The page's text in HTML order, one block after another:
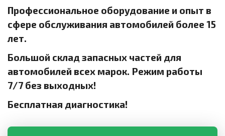
Профессиональное оборудование и опыт в
сфере обслуживания автомобилей более 15
лет.
Большой склад запасных частей для
автомобилей всех марок. Режим работы
7/7 без выходных!
Бесплатная диагностика!